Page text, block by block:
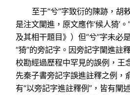
至于“兮”字致衍的陳跡，胡
是注文闌進，原文應作‘候人猗’。
及其相干題目》）但“兮”字未必
“猗”的旁記字。因旁記字闌進註
校勘經過歷程中罕見的誤例，王
先秦子書旁記字誤進註釋之例，
有“以旁記字進註釋例”，皆有闡